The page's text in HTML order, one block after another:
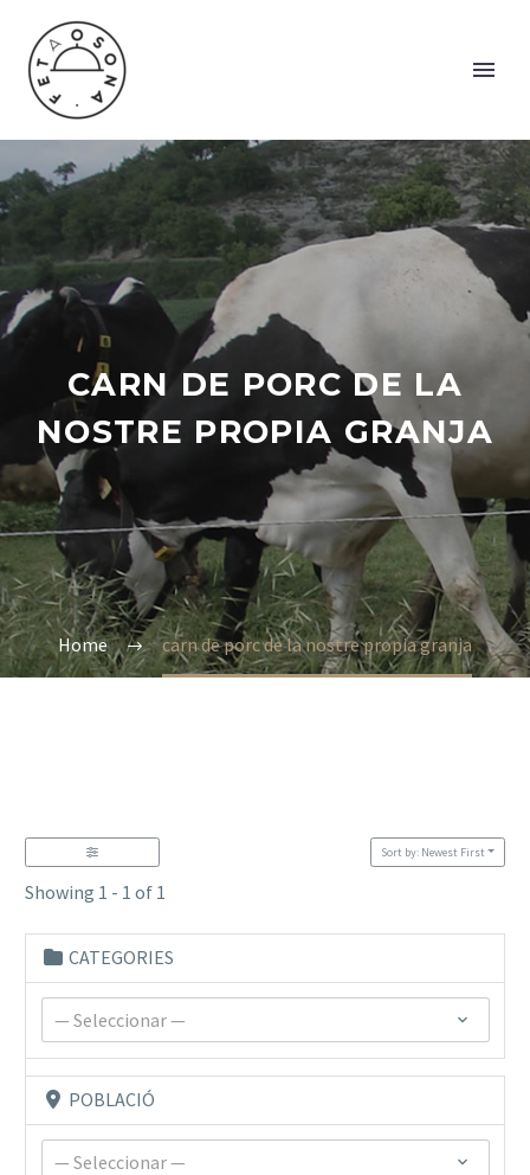
CARN DE PORC DE LA
NOSTRE PROPIA GRANJA
Home carn de porc de la nostre propia granja
Showing 1 - 1 of 1
Sort by: Newest First
CATEGORIES
— Seleccionar —
POBLACIÓ
— Seleccionar —